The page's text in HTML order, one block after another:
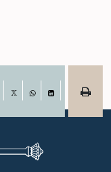
Facebook